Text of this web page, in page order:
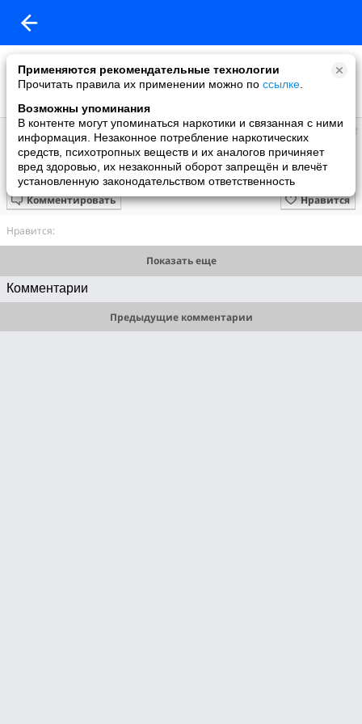
Применяются рекомендательные технологии
Прочитать правила их применении можно по ссылке
Возможны упоминания
В контенте могут упоминаться наркотики и связанная с ними
информация. Незаконное потребление наркотических
средств, психотропных веществ и их аналогов причиняет
вред здоровью, их незаконный оборот запрещён и влечёт
установленную законодательством ответственность
Алек
добавил видео
01.10.2019
IMG_4540
Нравится
Комментировать
Нравится:
Показать еще
Комментарии
Предыдущие комментарии